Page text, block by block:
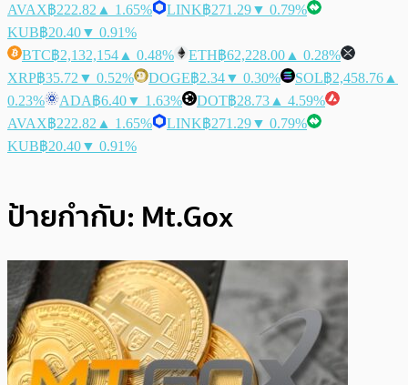
AVAX฿222.82 ▲ 1.65% LINK฿271.29▼ 0.79%
KUB฿20.40▼ 0.91%
BTC฿2,132,154 ▲ 0.48% ETH฿62,228.00 ▲ 0.28%
XRP฿35.72 ▼ 0.52% DOGE฿2.34▼ 0.30% SOL฿2,458.76 ▲
0.23%
ADA฿6.40▼ 1.63% DOT฿28.73 ▲ 4.59%
AVAX฿222.82 ▲ 1.65% LINK฿271.29▼ 0.79%
KUB฿20.40▼ 0.91%
ป้ายกำกับ: Mt.Gox